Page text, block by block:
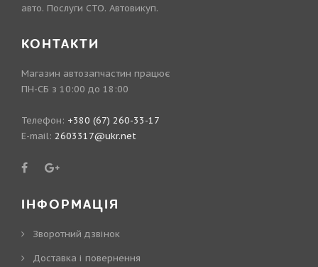
авто. Послуги СТО. Автовикуп.
КОНТАКТИ
Магазин автозапчастин працює
ПН-СБ з 10:00 до 18:00
Телефон: +380 (67) 260-33-17
E-mail: 2603317@ukr.net
ІНФОРМАЦІЯ
Зворотний дзвінок
Доставка і повернення